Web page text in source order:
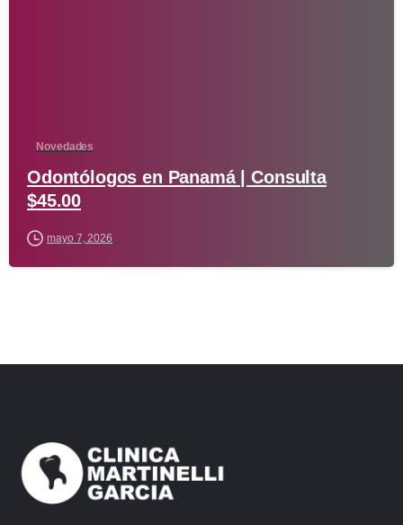
Novedades
Odontólogos en Panamá | Consulta
$45.00
mayo 7, 2026